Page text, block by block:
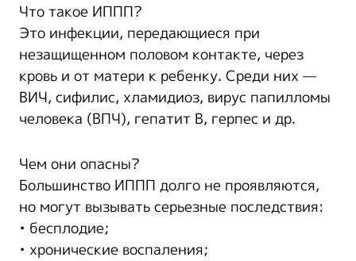
Что такое ИППП?
Это инфекции, передающиеся при
незащищенном половом контакте, через
кровь и от матери к ребенку. Среди них —
ВИЧ, сифилис, хламидиоз, вирус папилломы
человека (ВПЧ), гепатит B, герпес и др.
Чем они опасны?
Большинство ИППП долго не проявляются,
но могут вызывать серьезные последствия:
• бесплодие;
• хронические воспаления;